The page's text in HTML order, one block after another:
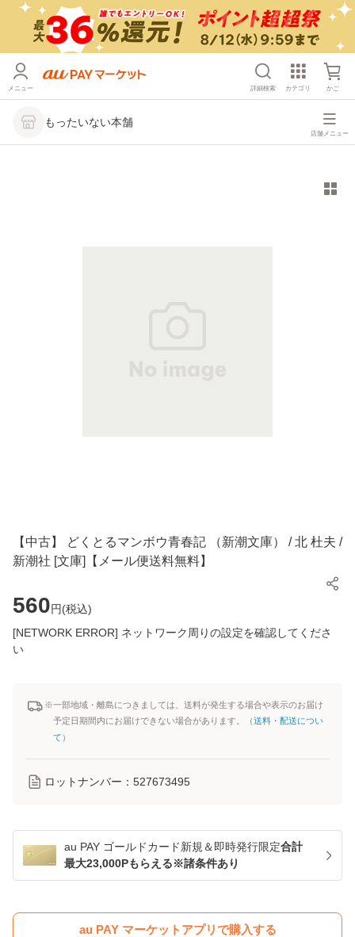
メニュー 詳細検索 カテゴリ かご
もったいない本舗
店舗メニュー
【中古】 どくとるマンボウ青春記 （新潮文庫） / 北 杜夫 /
新潮社 [文庫]【メール便送料無料】
560円(税込)
[NETWORK ERROR] ネットワーク周りの設定を確認してくださ
い
※一部地域・離島につきましては、送料が発生する場合や表示のお届け
予定日期間内にお届けできない場合があります。（送料・配送につい
て ）
ロットナンバー： 527673495
au PAY ゴールドカード新規＆即時発行限定合計
最大23,000Pもらえる※諸条件あり
au PAY マーケットアプリで購入する